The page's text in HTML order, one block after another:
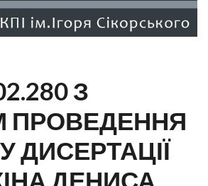
З
ПРОВЕДЕННЯ
ДИСЕРТАЦІЇ
ДЕНИСА